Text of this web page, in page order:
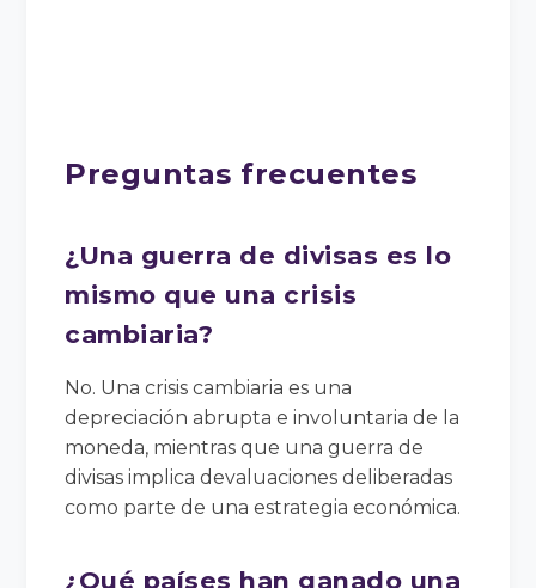
Preguntas frecuentes
¿Una guerra de divisas es lo
mismo que una crisis
cambiaria?
No. Una crisis cambiaria es una
depreciación abrupta e involuntaria de la
moneda, mientras que una guerra de
divisas implica devaluaciones deliberadas
como parte de una estrategia económica.
¿Qué países han ganado una